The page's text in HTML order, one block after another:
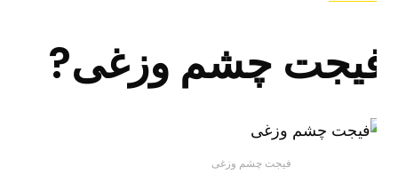
چشم وزغی?
فیجت چشم وزغی